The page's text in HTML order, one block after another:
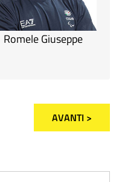
Romele Giuseppe
AVANTI >